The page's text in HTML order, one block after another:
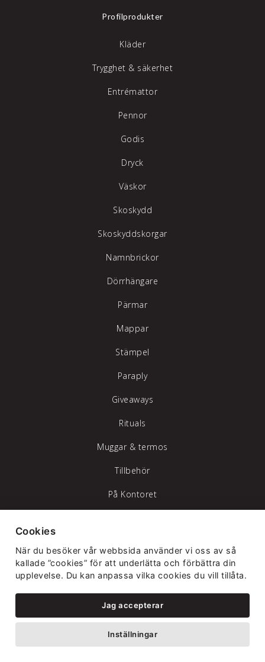
Profilprodukter
Kläder
Trygghet & säkerhet
Entrémattor
Pennor
Godis
Dryck
Väskor
Skoskydd
Skoskyddskorgar
Namnbrickor
Dörrhängare
Pärmar
Mappar
Stämpel
Paraply
Giveaways
Rituals
Muggar & termos
Tillbehör
På Kontoret
Trygghet & säkerhet
Visitkort
Korrkort
Cookies
När du besöker vår webbsida använder vi oss av så
kallade ”cookies” för att underlätta och förbättra din
upplevelse. Du kan anpassa vilka cookies du vill tillåta.
Jag accepterar
Inställningar